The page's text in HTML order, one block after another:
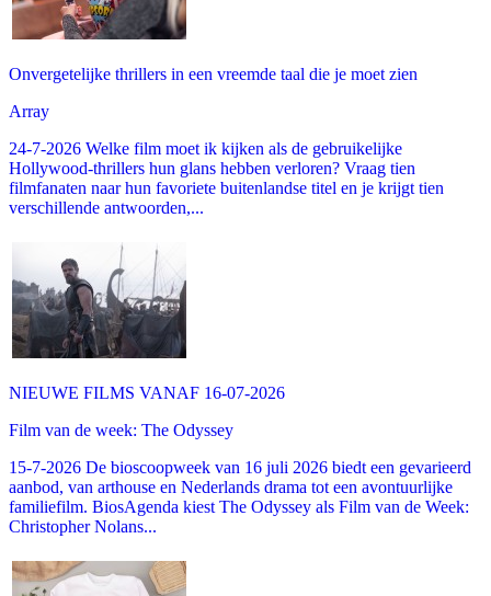
Onvergetelijke thrillers in een vreemde taal die je moet zien
Array
24-7-2026 Welke film moet ik kijken als de gebruikelijke
Hollywood-thrillers hun glans hebben verloren? Vraag tien
filmfanaten naar hun favoriete buitenlandse titel en je krijgt tien
verschillende antwoorden,...
NIEUWE FILMS VANAF 16-07-2026
Film van de week: The Odyssey
15-7-2026 De bioscoopweek van 16 juli 2026 biedt een gevarieerd
aanbod, van arthouse en Nederlands drama tot een avontuurlijke
familiefilm. BiosAgenda kiest The Odyssey als Film van de Week:
Christopher Nolans...